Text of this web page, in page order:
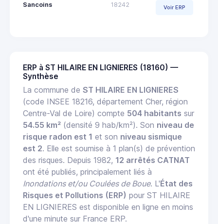
Sancoins 18242 Voir ERP
ERP à ST HILAIRE EN LIGNIERES (18160) —
Synthèse
La commune de ST HILAIRE EN LIGNIERES
(code INSEE 18216, département Cher, région
Centre-Val de Loire) compte 504 habitants sur
54.55 km² (densité 9 hab/km²). Son niveau de
risque radon est 1 et son niveau sismique
est 2. Elle est soumise à 1 plan(s) de prévention
des risques. Depuis 1982, 12 arrêtés CATNAT
ont été publiés, principalement liés à
Inondations et/ou Coulées de Boue. L'État des
Risques et Pollutions (ERP) pour ST HILAIRE
EN LIGNIERES est disponible en ligne en moins
d'une minute sur France ERP.